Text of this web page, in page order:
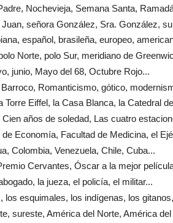
Nochevieja, Semana Santa,
señora González, Sra. González,
español, brasileña, europeo,
Norte, polo Sur, meridiano de
junio, Mayo del 68, Octubre Rojo...
Romanticismo, gótico,
Torre Eiffel, la Casa Blanca, la Catedral
años de soledad, Las cuatro
Economía, Facultad de Medicina, el
Colombia, Venezuela, Chile, Cuba...
Cervantes, Óscar a la mejor
la jueza, el policía, el militar...
los esquimales, los indígenas, los
sureste, América del Norte, América del